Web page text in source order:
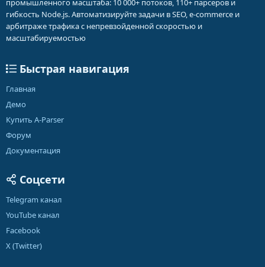
промышленного масштаба: 10 000+ потоков, 110+ парсеров и
гибкость Node.js. Автоматизируйте задачи в SEO, e-commerce и
арбитраже трафика с непревзойденной скоростью и
масштабируемостью
Быстрая навигация
Главная
Демо
Купить A-Parser
Форум
Документация
Соцсети
Telegram канал
YouTube канал
Facebook
X (Twitter)